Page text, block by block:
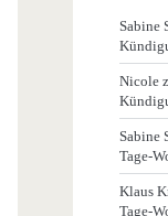
Sabine
Nicole
Sabine
Tage-
Klaus
Tage-